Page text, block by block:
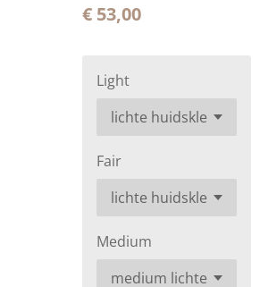
€ 53,00
Light
Fair
Medium